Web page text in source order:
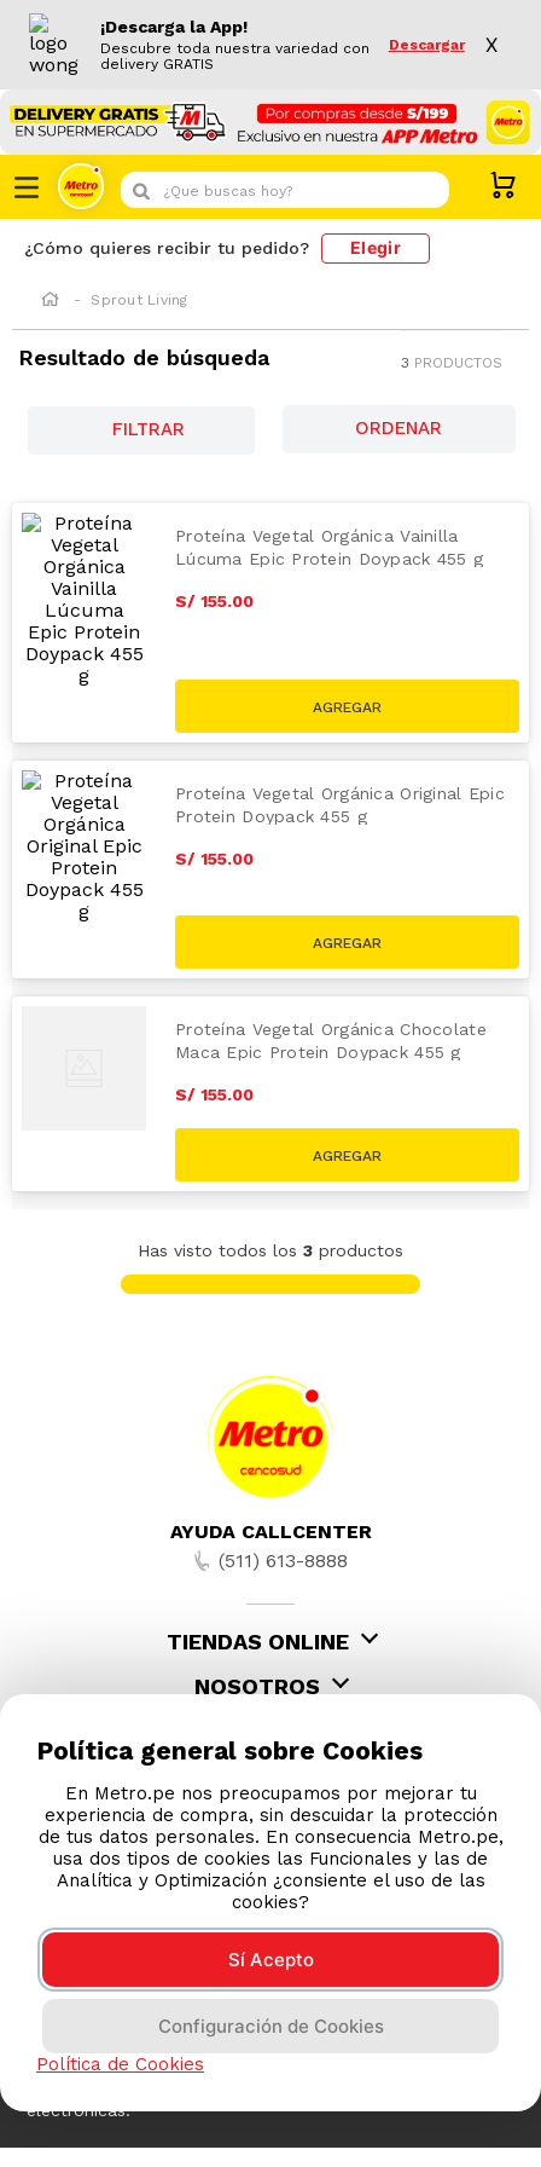
¡Descarga la App!
Descubre toda nuestra variedad con
delivery GRATIS
Descargar X
¿Que buscas hoy?
¿Cómo quieres recibir tu pedido? Elegir
Sprout Living
Resultado de búsqueda 3 PRODUCTOS
FILTRAR
Proteína Vegetal Orgánica Vainilla
Lúcuma Epic Protein Doypack 455 g
S/ 155.00
Proteína Vegetal Orgánica Original Epic
Protein Doypack 455 g
S/ 155.00
Proteína Vegetal Orgánica Chocolate
Maca Epic Protein Doypack 455 g
S/ 155.00
Has visto todos los 3 productos
AYUDA CALLCENTER
(511) 613-8888
TIENDAS ONLINE
NOSOTROS
COMPRAS 100% SEGURAS
electrónicas.
Política general sobre Cookies
En Metro.pe nos preocupamos por mejorar tu
experiencia de compra, sin descuidar la protección
de tus datos personales. En consecuencia Metro.pe,
usa dos tipos de cookies las Funcionales y las de
Analítica y Optimización ¿consiente el uso de las
cookies?
Sí Acepto
Configuración de Cookies
Política de Cookies